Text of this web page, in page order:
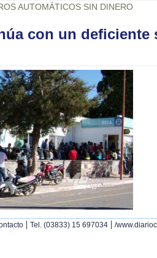
AUTOMÁTICOS SIN DINERO
con un deficiente
| Tel. (03833) 15 697034 | /